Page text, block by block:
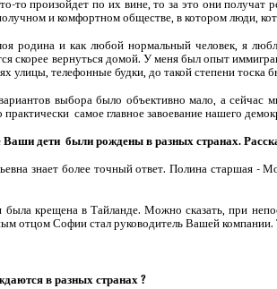
то произойдет по их вине, то за это они
и комфортном обществе, в котором люди,
родина и как любой нормальный человек, я
скорее вернуться домой. У меня был опыт
улицы, телефонные будки, до такой степени
выбора было объективно мало, а сейчас
практически самое главное завоевание нашего
Ваши дети были рождены в разных странах.
знает более точный ответ. Полина старшая -
была крещена в Тайланде. Можно сказать, при
отцом Софии стал руководитель Вашей компании.
в разных странах ?